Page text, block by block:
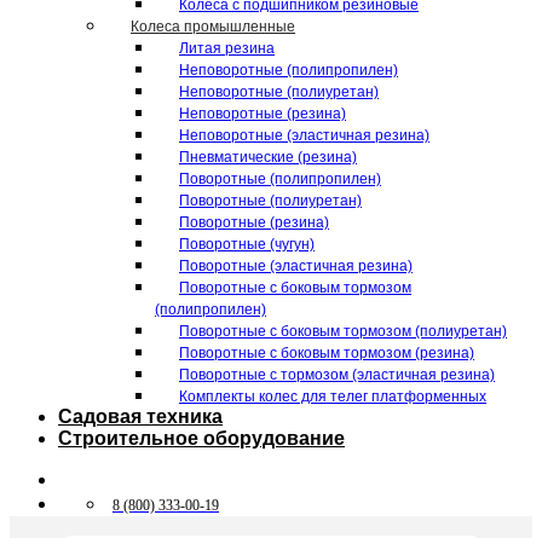
Колеса с подшипником резиновые
Колеса промышленные
Литая резина
Неповоротные (полипропилен)
Неповоротные (полиуретан)
Неповоротные (резина)
Неповоротные (эластичная резина)
Пневматические (резина)
Поворотные (полипропилен)
Поворотные (полиуретан)
Поворотные (резина)
Поворотные (чугун)
Поворотные (эластичная резина)
Поворотные c боковым тормозом
(полипропилен)
Поворотные c боковым тормозом (полиуретан)
Поворотные c боковым тормозом (резина)
Поворотные c тормозом (эластичная резина)
Комплекты колес для телег платформенных
Садовая техника
Строительное оборудование
8 (800) 333-00-19